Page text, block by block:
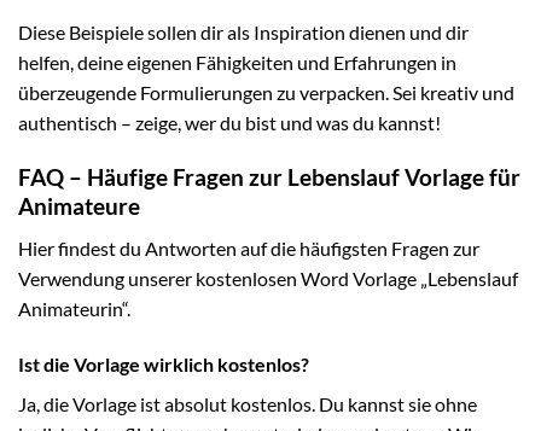
Diese Beispiele sollen dir als Inspiration dienen und dir
helfen, deine eigenen Fähigkeiten und Erfahrungen in
überzeugende Formulierungen zu verpacken. Sei kreativ und
authentisch – zeige, wer du bist und was du kannst!
FAQ – Häufige Fragen zur Lebenslauf Vorlage für
Animateure
Hier findest du Antworten auf die häufigsten Fragen zur
Verwendung unserer kostenlosen Word Vorlage „Lebenslauf
Animateurin“.
Ist die Vorlage wirklich kostenlos?
Ja, die Vorlage ist absolut kostenlos. Du kannst sie ohne